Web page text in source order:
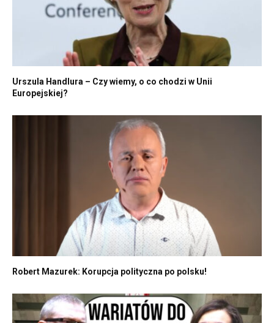
Urszula Handlura – Czy wiemy, o co chodzi w Unii
Europejskiej?
Robert Mazurek: Korupcja polityczna po polsku!